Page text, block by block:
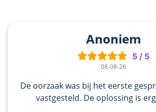
Anoniem
5 / 5
08-08-26
De oorzaak was bij het eerste
vastgesteld. De oplossing is